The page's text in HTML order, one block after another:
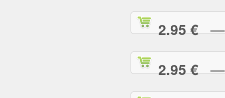
2.95 €—
2.95 €—